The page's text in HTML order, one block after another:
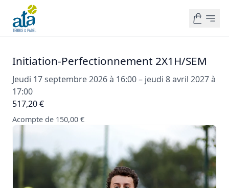
Initiation-Perfectionnement 2X1H/SEM
Jeudi 17 septembre 2026 à 16:00 – jeudi 8 avril 2027 à
17:00
517,20 €
Acompte de 150,00 €